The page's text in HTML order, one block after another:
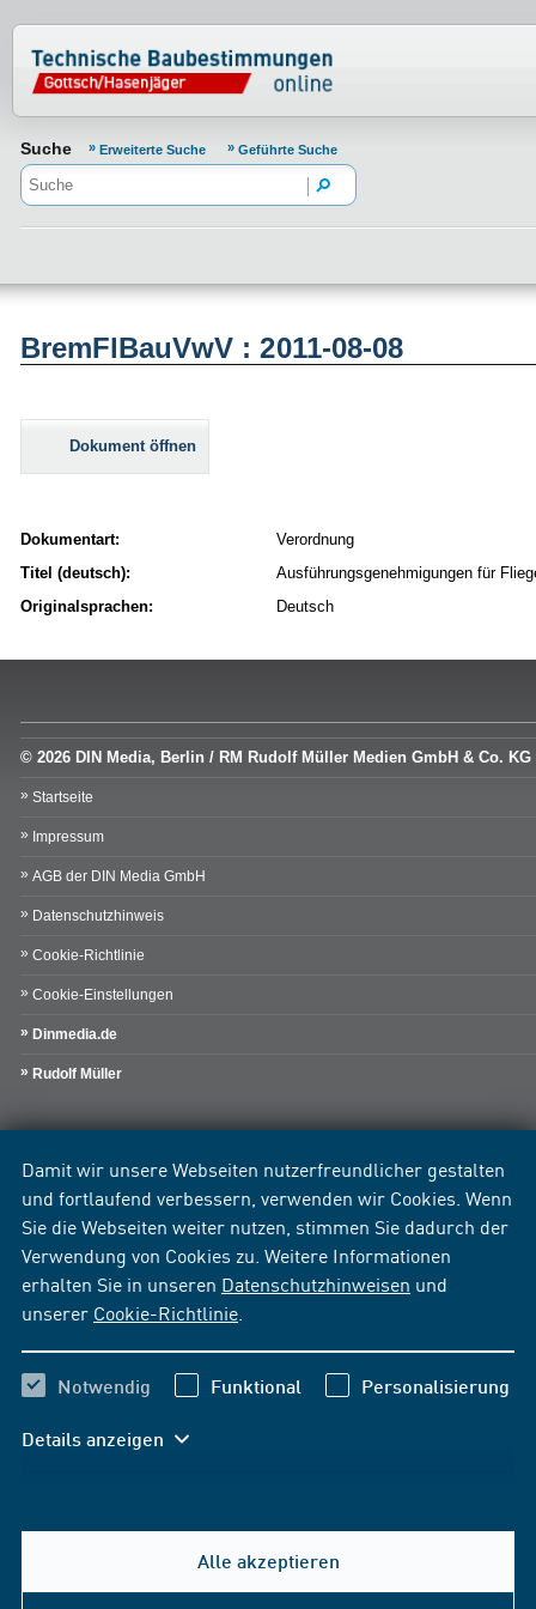
Damit wir unsere Webseiten nutzerfreundlicher gestalten
und fortlaufend verbessern, verwenden wir Cookies. Wenn
Sie die Webseiten weiter nutzen, stimmen Sie dadurch der
Verwendung von Cookies zu. Weitere Informationen
erhalten Sie in unseren Datenschutzhinweisen und
unserer Cookie-Richtlinie
Notwendig Funktional Personalisierung
Details anzeigen
Alle akzeptieren
Normenportal Barrierefreiheit
Suche Erweiterte Suche Geführte Suche
BremFlBauVwV : 2011-08-08
Dokument öffnen
Dokumentart:
Verordnung
Titel (deutsch):
Ausführungsgenehmigungen für
Originalsprachen:
Deutsch
© 2026 DIN Media, Berlin / RM Rudolf Müller Medien GmbH & Co. KG
Startseite
Impressum
AGB der DIN Media GmbH
Datenschutzhinweis
Cookie-Richtlinie
Cookie-Einstellungen
Dinmedia.de
Rudolf Müller
Hilfe & Kontakt